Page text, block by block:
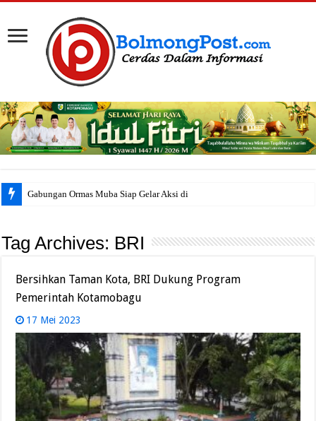
Gabungan Ormas Muba Siap Gelar Aksi di Kanto
Tag Archives: BRI
Bersihkan Taman Kota, BRI Dukung Program
Pemerintah Kotamobagu
17 Mei 2023